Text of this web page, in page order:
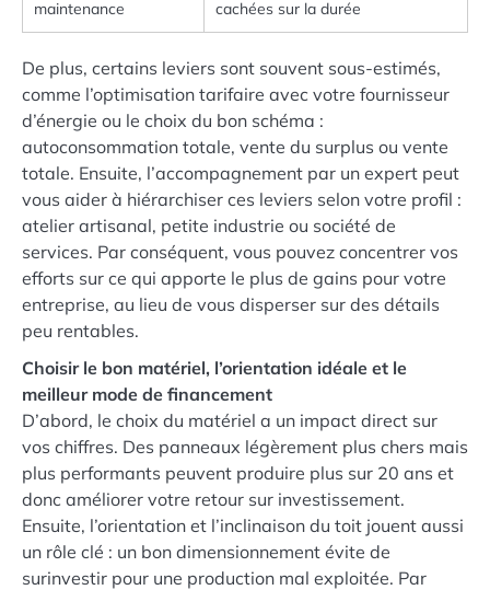
maintenance cachées sur la durée
De plus, certains leviers sont souvent sous-estimés,
comme l’optimisation tarifaire avec votre fournisseur
d’énergie ou le choix du bon schéma :
autoconsommation totale, vente du surplus ou vente
totale. Ensuite, l’accompagnement par un expert peut
vous aider à hiérarchiser ces leviers selon votre profil :
atelier artisanal, petite industrie ou société de
services. Par conséquent, vous pouvez concentrer vos
efforts sur ce qui apporte le plus de gains pour votre
entreprise, au lieu de vous disperser sur des détails
peu rentables.
Choisir le bon matériel, l’orientation idéale et le
meilleur mode de financement
D’abord, le choix du matériel a un impact direct sur
vos chiffres. Des panneaux légèrement plus chers mais
plus performants peuvent produire plus sur 20 ans et
donc améliorer votre retour sur investissement.
Ensuite, l’orientation et l’inclinaison du toit jouent aussi
un rôle clé : un bon dimensionnement évite de
surinvestir pour une production mal exploitée. Par